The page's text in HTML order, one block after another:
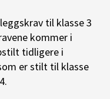
til klasse 3
kommer i
tidligere i
er stilt til klasse